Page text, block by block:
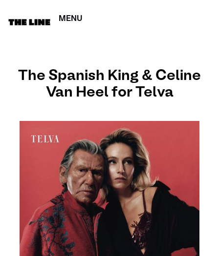
MENU
The Spanish King & Celine
Van Heel for Telva